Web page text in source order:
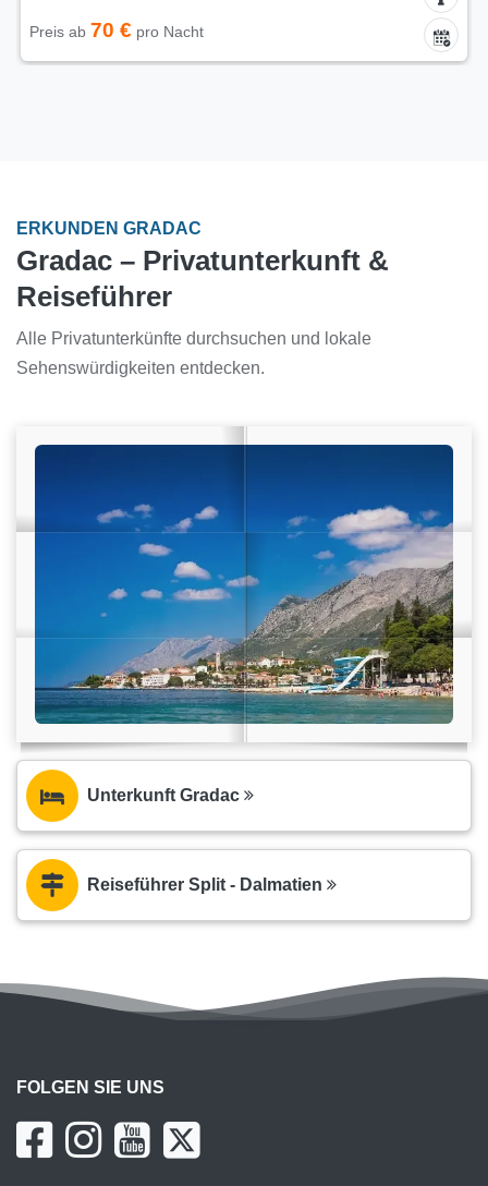
Preis ab 70 € pro Nacht
ERKUNDEN GRADAC
Gradac – Privatunterkunft &
Reiseführer
Alle Privatunterkünfte durchsuchen und lokale
Sehenswürdigkeiten entdecken.
Unterkunft Gradac
Reiseführer Split - Dalmatien
FOLGEN SIE UNS